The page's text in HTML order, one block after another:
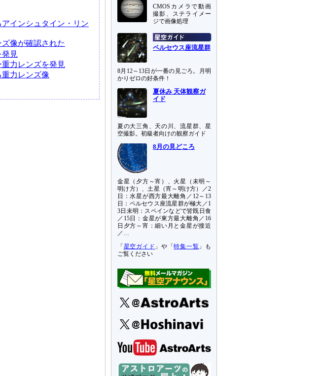
インシュタイン・リン
像が確認された
見
力レンズを発見
力レンズ像
CMOSカメラで動画
撮影、ステライメー
ジで画像処理
ペルセウス座流星群
8月12～13日が一番の見ごろ。月明
かりゼロの好条件！
夏休み 天体観察ガ
イド
夏の大三角、天の川、流星群、星
空撮影。初級者向けの観察ガイド
8月の見どころ
金星（夕方～宵）、火星（未明～
明け方）、土星（宵～明け方）／2
日：水星が西方最大離角／12～13
日：ペルセウス座流星群が極大／1
3日未明：スペインなどで皆既日食
／15日：金星が東方最大離角／16
日夕方～宵：細い月と金星が接近
／…
「 星空ガイド 」や「特集一覧 」も
ご覧ください